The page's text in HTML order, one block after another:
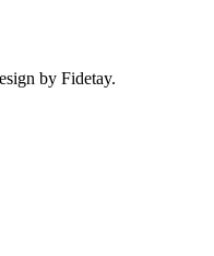
by Fidetay.